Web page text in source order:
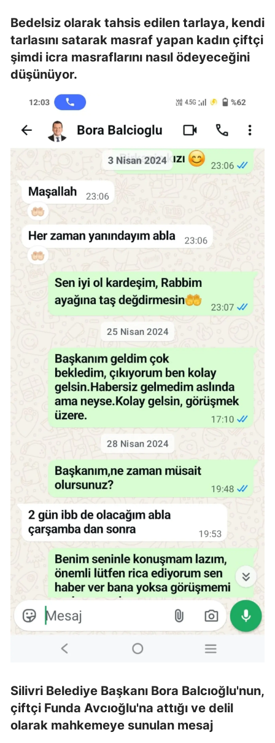
Bedelsiz olarak tahsis edilen tarlaya, kendi
tarlasını satarak masraf yapan kadın çiftçi
şimdi icra masraflarını nasıl ödeyeceğini
düşünüyor.
Silivri Belediye Başkanı Bora Balcıoğlu'nun,
çiftçi Funda Avcıoğlu'na attığı ve delil
olarak mahkemeye sunulan mesaj